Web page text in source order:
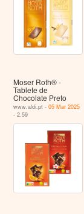
Moser Roth® -
Tablete de
Chocolate Preto
www.aldi.pt -05 Mar 2025
- 2.59